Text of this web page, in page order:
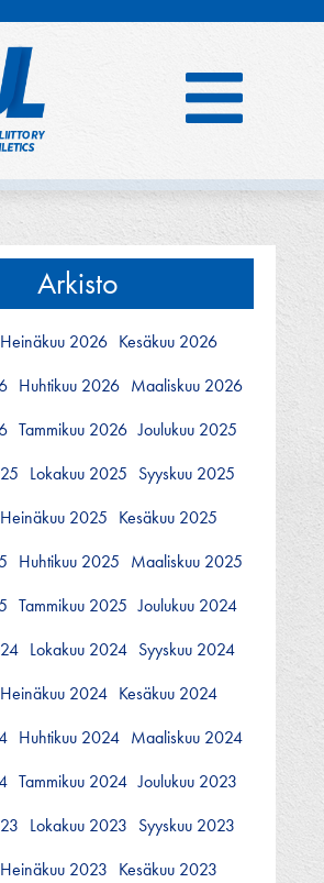
Arkisto
Heinäkuu 2026 Kesäkuu 2026
Huhtikuu 2026 Maaliskuu 2026
Tammikuu 2026 Joulukuu 2025
Lokakuu 2025 Syyskuu 2025
Heinäkuu 2025 Kesäkuu 2025
Huhtikuu 2025 Maaliskuu 2025
Tammikuu 2025 Joulukuu 2024
Lokakuu 2024 Syyskuu 2024
Heinäkuu 2024 Kesäkuu 2024
Huhtikuu 2024 Maaliskuu 2024
Tammikuu 2024 Joulukuu 2023
Lokakuu 2023 Syyskuu 2023
Heinäkuu 2023 Kesäkuu 2023